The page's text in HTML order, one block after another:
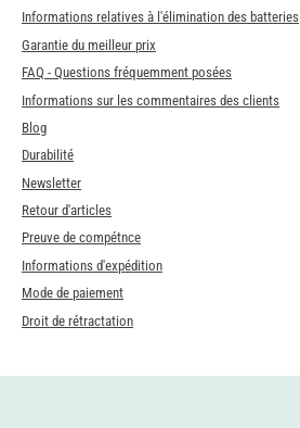
Informations relatives à l'élimination des batteries
Garantie du meilleur prix
FAQ - Questions fréquemment posées
Informations sur les commentaires des clients
Blog
Durabilité
Newsletter
Retour d'articles
Preuve de compétnce
Informations d'expédition
Mode de paiement
Droit de rétractation